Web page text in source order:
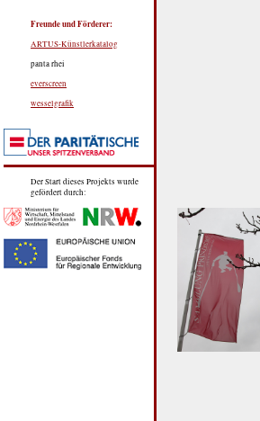
Freunde und Förderer:
ARTUS-Künstlerkatalog
panta rhei
everscreen
wesselgrafik
Der Start dieses Projekts wurde
gefördert durch: